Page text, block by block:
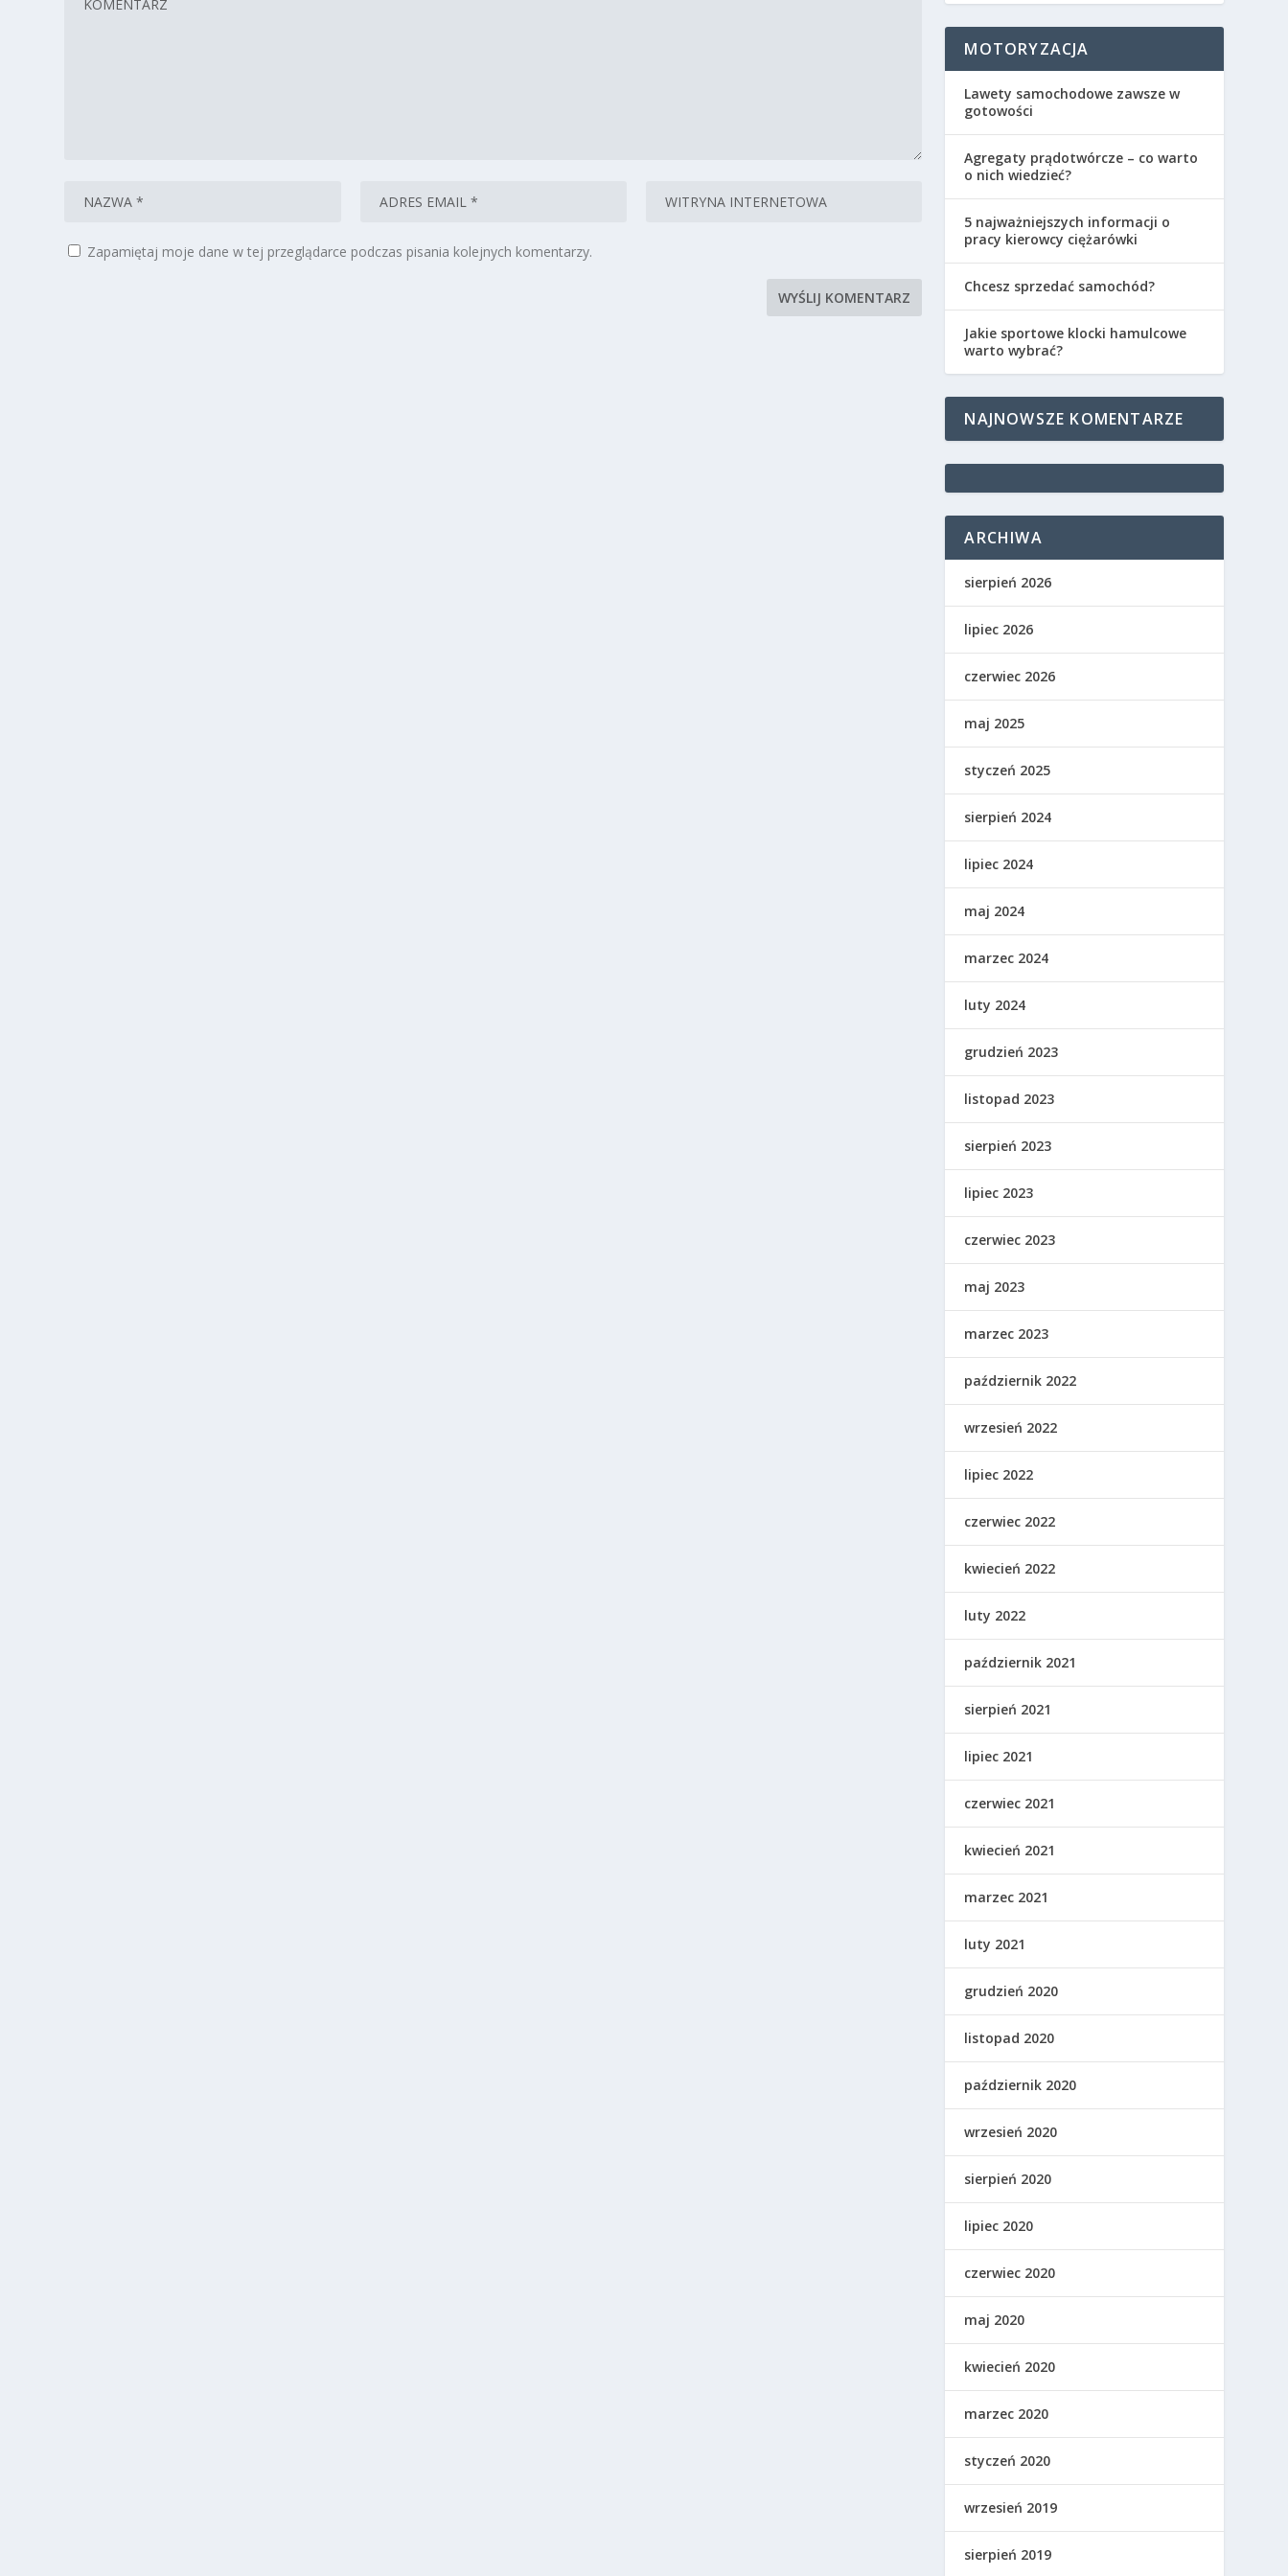
Zapamiętaj moje dane w tej przeglądarce podczas pisania kolejnych komentarzy.
MOTORYZACJA
Lawety samochodowe zawsze w
gotowości
Agregaty prądotwórcze – co warto
o nich wiedzieć?
5 najważniejszych informacji o
pracy kierowcy ciężarówki
Chcesz sprzedać samochód?
Jakie sportowe klocki hamulcowe
warto wybrać?
NAJNOWSZE KOMENTARZE
ARCHIWA
sierpień 2026
lipiec 2026
czerwiec 2026
maj 2025
styczeń 2025
sierpień 2024
lipiec 2024
maj 2024
marzec 2024
luty 2024
grudzień 2023
listopad 2023
sierpień 2023
lipiec 2023
czerwiec 2023
maj 2023
marzec 2023
październik 2022
wrzesień 2022
lipiec 2022
czerwiec 2022
kwiecień 2022
luty 2022
październik 2021
sierpień 2021
lipiec 2021
czerwiec 2021
kwiecień 2021
marzec 2021
luty 2021
grudzień 2020
listopad 2020
październik 2020
wrzesień 2020
sierpień 2020
lipiec 2020
czerwiec 2020
maj 2020
kwiecień 2020
marzec 2020
styczeń 2020
wrzesień 2019
sierpień 2019